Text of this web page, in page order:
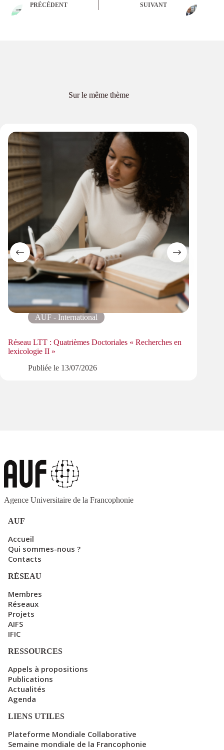
PRÉCÉDENT SUIVANT
Sur le même thème
AUF - International
Réseau LTT : Quatrièmes Doctoriales « Recherches en
lexicologie II »
Publiée le 13/07/2026
Agence Universitaire de la Francophonie
AUF
Accueil
Qui sommes-nous ?
Contacts
RÉSEAU
Membres
Réseaux
Projets
AIFS
IFIC
RESSOURCES
Appels à propositions
Publications
Actualités
Agenda
LIENS UTILES
Plateforme Mondiale Collaborative
Semaine mondiale de la Francophonie